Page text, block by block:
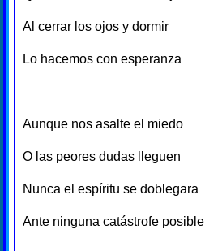
Al cerrar los ojos y dormir
Lo hacemos con esperanza
Aunque nos asalte el miedo
O las peores dudas lleguen
Nunca el espíritu se doblegara
Ante ninguna catástrofe posible